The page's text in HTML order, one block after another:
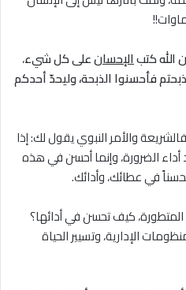
الله كتبالإحسانعلى كل شيء،
فأحسنوا الذبحة، وليحدّ أحدكم
والأمر النبوي يقول لك: إذا
الضرورة، وإنما أحسن في هذه
في عطائك، وأدائك.
المتطورة، كيف تحسن في أدائها؟
الإدارية، وتسيير الحياة